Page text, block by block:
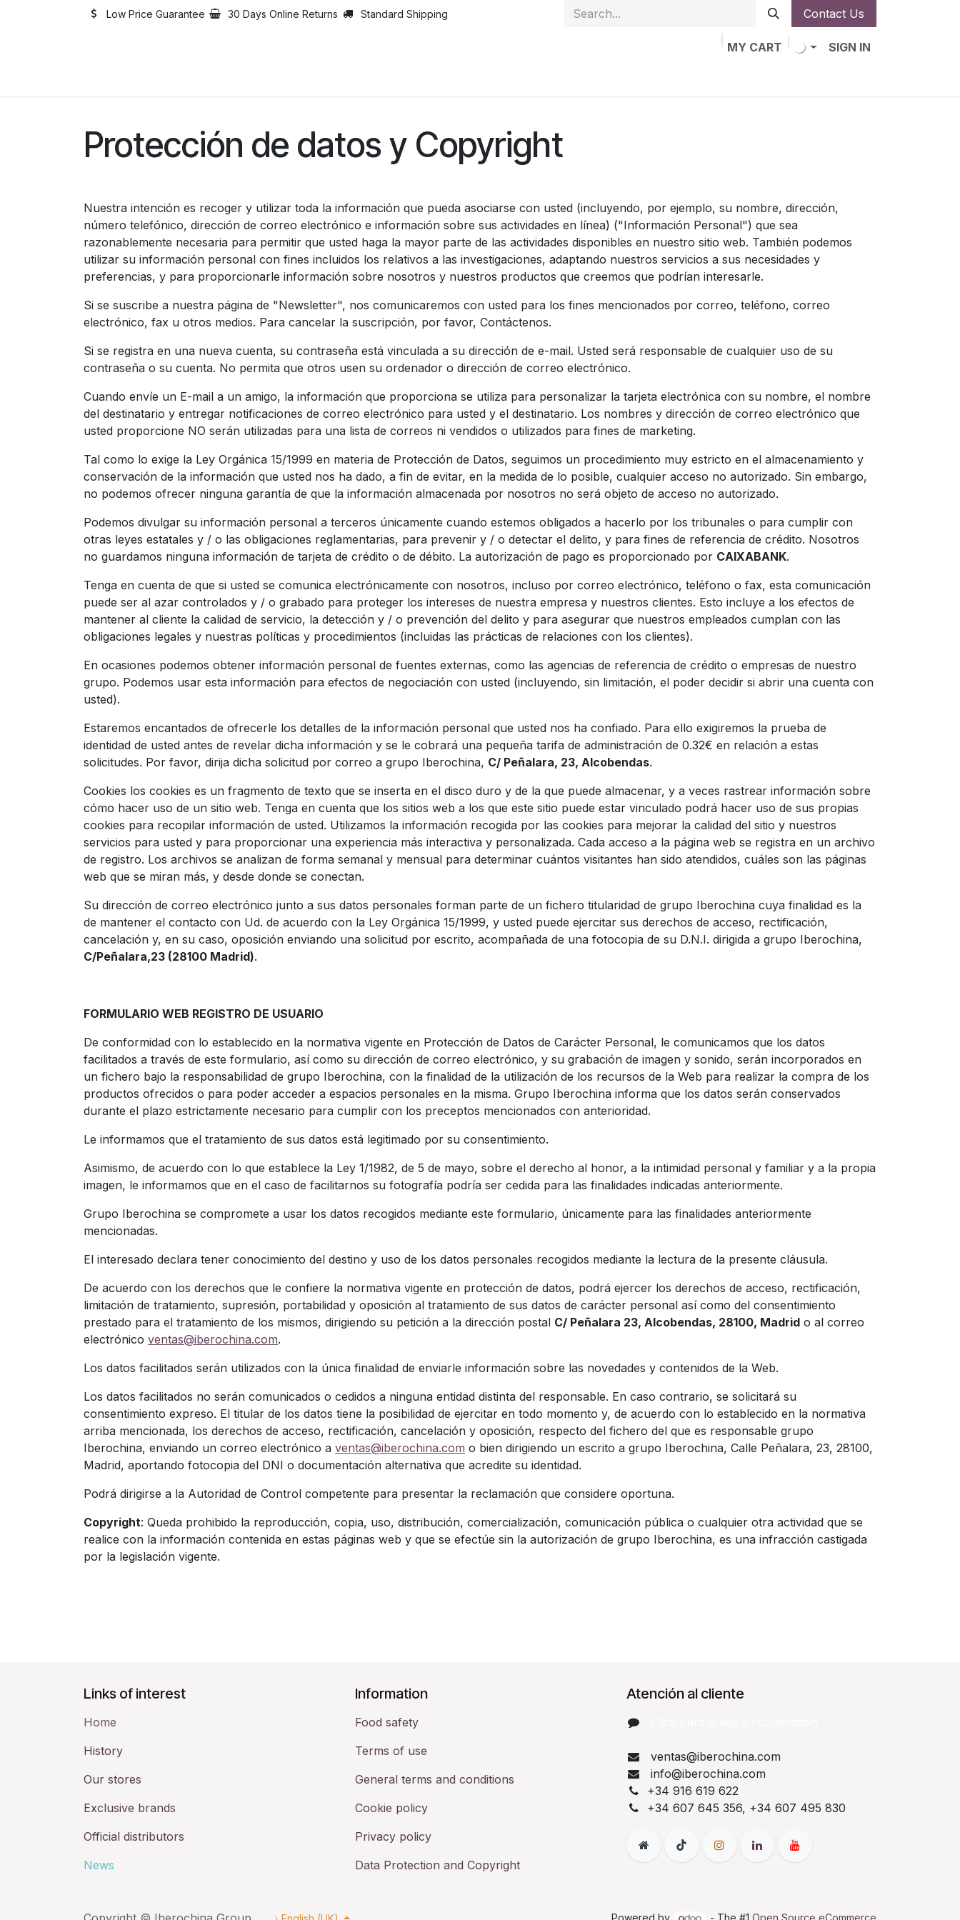
Low Price Guarantee 30 Days Online Returns Standard Shipping Contact Us
MY CART
SIGN IN
Protección de datos y Copyright
Nuestra intención es recoger y utilizar toda la información que pueda asociarse con usted (incluyendo, por ejemplo, su nombre, dirección,
número telefónico, dirección de correo electrónico e información sobre sus actividades en línea) ("Información Personal") que sea
razonablemente necesaria para permitir que usted haga la mayor parte de las actividades disponibles en nuestro sitio web. También podemos
utilizar su información personal con fines incluidos los relativos a las investigaciones, adaptando nuestros servicios a sus necesidades y
preferencias, y para proporcionarle información sobre nosotros y nuestros productos que creemos que podrían interesarle.
Si se suscribe a nuestra página de "Newsletter", nos comunicaremos con usted para los fines mencionados por correo, teléfono, correo
electrónico, fax u otros medios. Para cancelar la suscripción, por favor, Contáctenos.
Si se registra en una nueva cuenta, su contraseña está vinculada a su dirección de e-mail. Usted será responsable de cualquier uso de su
contraseña o su cuenta. No permita que otros usen su ordenador o dirección de correo electrónico.
Cuando envíe un E-mail a un amigo, la información que proporciona se utiliza para personalizar la tarjeta electrónica con su nombre, el nombre
del destinatario y entregar notificaciones de correo electrónico para usted y el destinatario. Los nombres y dirección de correo electrónico que
usted proporcione NO serán utilizadas para una lista de correos ni vendidos o utilizados para fines de marketing.
Tal como lo exige la Ley Orgánica 15/1999 en materia de Protección de Datos, seguimos un procedimiento muy estricto en el almacenamiento y
conservación de la información que usted nos ha dado, a fin de evitar, en la medida de lo posible, cualquier acceso no autorizado. Sin embargo,
no podemos ofrecer ninguna garantía de que la información almacenada por nosotros no será objeto de acceso no autorizado.
Podemos divulgar su información personal a terceros únicamente cuando estemos obligados a hacerlo por los tribunales o para cumplir con
otras leyes estatales y / o las obligaciones reglamentarias, para prevenir y / o detectar el delito, y para fines de referencia de crédito. Nosotros
no guardamos ninguna información de tarjeta de crédito o de débito. La autorización de pago es proporcionado por CAIXABANK.
Tenga en cuenta de que si usted se comunica electrónicamente con nosotros, incluso por correo electrónico, teléfono o fax, esta comunicación
puede ser al azar controlados y / o grabado para proteger los intereses de nuestra empresa y nuestros clientes. Esto incluye a los efectos de
mantener al cliente la calidad de servicio, la detección y / o prevención del delito y para asegurar que nuestros empleados cumplan con las
obligaciones legales y nuestras políticas y procedimientos (incluidas las prácticas de relaciones con los clientes).
En ocasiones podemos obtener información personal de fuentes externas, como las agencias de referencia de crédito o empresas de nuestro
grupo. Podemos usar esta información para efectos de negociación con usted (incluyendo, sin limitación, el poder decidir si abrir una cuenta con
usted).
Estaremos encantados de ofrecerle los detalles de la información personal que usted nos ha confiado. Para ello exigiremos la prueba de
identidad de usted antes de revelar dicha información y se le cobrará una pequeña tarifa de administración de 0.32€ en relación a estas
solicitudes. Por favor, dirija dicha solicitud por correo a grupo Iberochina, C/ Peñalara, 23, Alcobendas.
Cookies los cookies es un fragmento de texto que se inserta en el disco duro y de la que puede almacenar, y a veces rastrear información sobre
cómo hacer uso de un sitio web. Tenga en cuenta que los sitios web a los que este sitio puede estar vinculado podrá hacer uso de sus propias
cookies para recopilar información de usted. Utilizamos la información recogida por las cookies para mejorar la calidad del sitio y nuestros
servicios para usted y para proporcionar una experiencia más interactiva y personalizada. Cada acceso a la página web se registra en un archivo
de registro. Los archivos se analizan de forma semanal y mensual para determinar cuántos visitantes han sido atendidos, cuáles son las páginas
web que se miran más, y desde donde se conectan.
Su dirección de correo electrónico junto a sus datos personales forman parte de un fichero titularidad de grupo Iberochina cuya finalidad es la
de mantener el contacto con Ud. de acuerdo con la Ley Orgánica 15/1999, y usted puede ejercitar sus derechos de acceso, rectificación,
cancelación y, en su caso, oposición enviando una solicitud por escrito, acompañada de una fotocopia de su D.N.I. dirigida a grupo Iberochina,
C/Peñalara,23 (28100 Madrid).
FORMULARIO WEB REGISTRO DE USUARIO
De conformidad con lo establecido en la normativa vigente en Protección de Datos de Carácter Personal, le comunicamos que los datos
facilitados a través de este formulario, así como su dirección de correo electrónico, y su grabación de imagen y sonido, serán incorporados en
un fichero bajo la responsabilidad de grupo Iberochina, con la finalidad de la utilización de los recursos de la Web para realizar la compra de los
productos ofrecidos o para poder acceder a espacios personales en la misma. Grupo Iberochina informa que los datos serán conservados
durante el plazo estrictamente necesario para cumplir con los preceptos mencionados con anterioridad.
Le informamos que el tratamiento de sus datos está legitimado por su consentimiento.
Asimismo, de acuerdo con lo que establece la Ley 1/1982, de 5 de mayo, sobre el derecho al honor, a la intimidad personal y familiar y a la propia
imagen, le informamos que en el caso de facilitarnos su fotografía podría ser cedida para las finalidades indicadas anteriormente.
Grupo Iberochina se compromete a usar los datos recogidos mediante este formulario, únicamente para las finalidades anteriormente
mencionadas.
El interesado declara tener conocimiento del destino y uso de los datos personales recogidos mediante la lectura de la presente cláusula.
De acuerdo con los derechos que le confiere la normativa vigente en protección de datos, podrá ejercer los derechos de acceso, rectificación,
limitación de tratamiento, supresión, portabilidad y oposición al tratamiento de sus datos de carácter personal así como del consentimiento
prestado para el tratamiento de los mismos, dirigiendo su petición a la dirección postal C/ Peñalara 23, Alcobendas, 28100, Madrid o al correo
electrónico ventas@iberochina.com.
Los datos facilitados serán utilizados con la única finalidad de enviarle información sobre las novedades y contenidos de la Web.
Los datos facilitados no serán comunicados o cedidos a ninguna entidad distinta del responsable. En caso contrario, se solicitará su
consentimiento expreso. El titular de los datos tiene la posibilidad de ejercitar en todo momento y, de acuerdo con lo establecido en la normativa
arriba mencionada, los derechos de acceso, rectificación, cancelación y oposición, respecto del fichero del que es responsable grupo
Iberochina, enviando un correo electrónico a ventas@iberochina.com o bien dirigiendo un escrito a grupo Iberochina, Calle Peñalara, 23, 28100,
Madrid, aportando fotocopia del DNI o documentación alternativa que acredite su identidad.
Podrá dirigirse a la Autoridad de Control competente para presentar la reclamación que considere oportuna.
Copyright: Queda prohibido la reproducción, copia, uso, distribución, comercialización, comunicación pública o cualquier otra actividad que se
realice con la información contenida en estas páginas web y que se efectúe sin la autorización de grupo Iberochina, es una infracción castigada
por la legislación vigente.
Links of interest
Home
History​
Our stores
Exclusive brands
Official distributors
News
​Information
Food safety
Terms of use
General terms and conditions
Cookie policy
Privacy policy
Data Protection and Copyright
Atención al cliente
ventas@iberochina.com
info@iberochina.com
+34 916 619 622
+34 607 645 356, +34 607 495 830